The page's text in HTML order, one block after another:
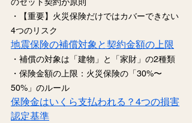
のセット契約が原則
・【重要】火災保険だけではカバーできない
4つのリスク
地震保険の補償対象と契約金額の上限
・補償の対象は「建物」と「家財」の2種類
・保険金額の上限：火災保険の「30%〜
50%」のルール
保険金はいくら支払われる？4つの損害
認定基準